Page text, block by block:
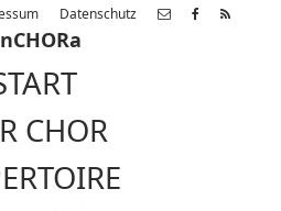
Datenschutz
CHOR